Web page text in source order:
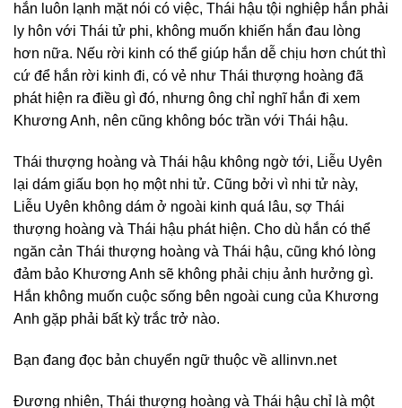
hắn luôn lạnh mặt nói có việc, Thái hậu tội nghiệp hắn phải
ly hôn với Thái tử phi, không muốn khiến hắn đau lòng
hơn nữa. Nếu rời kinh có thể giúp hắn dễ chịu hơn chút thì
cứ để hắn rời kinh đi, có vẻ như Thái thượng hoàng đã
phát hiện ra điều gì đó, nhưng ông chỉ nghĩ hắn đi xem
Khương Anh, nên cũng không bóc trần với Thái hậu.
Thái thượng hoàng và Thái hậu không ngờ tới, Liễu Uyên
lại dám giấu bọn họ một nhi tử. Cũng bởi vì nhi tử này,
Liễu Uyên không dám ở ngoài kinh quá lâu, sợ Thái
thượng hoàng và Thái hậu phát hiện. Cho dù hắn có thể
ngăn cản Thái thượng hoàng và Thái hậu, cũng khó lòng
đảm bảo Khương Anh sẽ không phải chịu ảnh hưởng gì.
Hắn không muốn cuộc sống bên ngoài cung của Khương
Anh gặp phải bất kỳ trắc trở nào.
Bạn đang đọc bản chuyển ngữ thuộc về allinvn.net
Đương nhiên, Thái thượng hoàng và Thái hậu chỉ là một